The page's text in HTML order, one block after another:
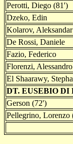
Perotti, Diego (81')
Dzeko, Edin
Kolarov, Aleksandar
De Rossi, Daniele
Fazio, Federico
Florenzi, Alessandro
El Shaarawy,
DT. EUSEBIO DI
Gerson (72')
Pellegrino, Lorenzo